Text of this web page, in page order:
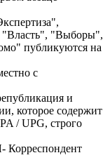
"Власть", "Выборы",
публикуются на
с
и
которое содержит
/ UPG, строго
Корреспондент